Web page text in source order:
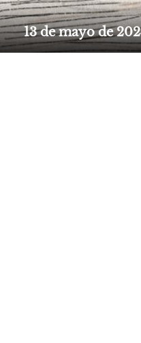
13 de mayo de